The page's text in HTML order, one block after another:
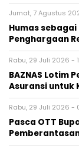
Jumat, 7 Agustus
Humas sebagai
Penghargaan
Rabu, 29 Juli 2026 -
BAZNAS Lotim
Asuransi untuk
Rabu, 29 Juli 2026 -
Pasca OTT